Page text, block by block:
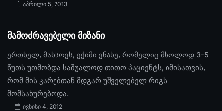
აპრილი 5, 2013
მამოძრავებელი მიზანი
ერთხელ, მახსოვს, ექიმი ვნახე, რომელიც მხოლოდ 3-5
წუთს უთმობდა საშუალოდ თითო პაციენტს, იმისათვის,
რომ მის კარებთან მდგარ უშველებელ რიგს
მომსახურებოდა.
ივნისი 4, 2012